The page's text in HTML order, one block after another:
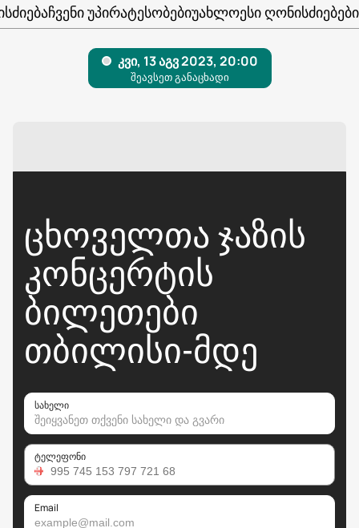
ᲩᲕᲔᲜᲘ ᲣᲞᲘᲠᲐᲢᲔᲡᲝᲑᲔᲑᲘᲣᲐᲮᲚᲝᲔᲡᲘ ᲦᲝᲜᲘᲡᲫᲘᲔᲑᲔᲑᲘ
ᲪᲮᲝᲕᲔᲚᲗᲐ ᲯᲐᲖᲘᲡ
ᲙᲝᲜᲪᲔᲠᲢᲘᲡ
ᲑᲘᲚᲔᲗᲔᲑᲘ
ᲗᲑᲘᲚᲘᲡᲘ-ᲛᲓᲔ
სახელი
ტელეფონი
Email